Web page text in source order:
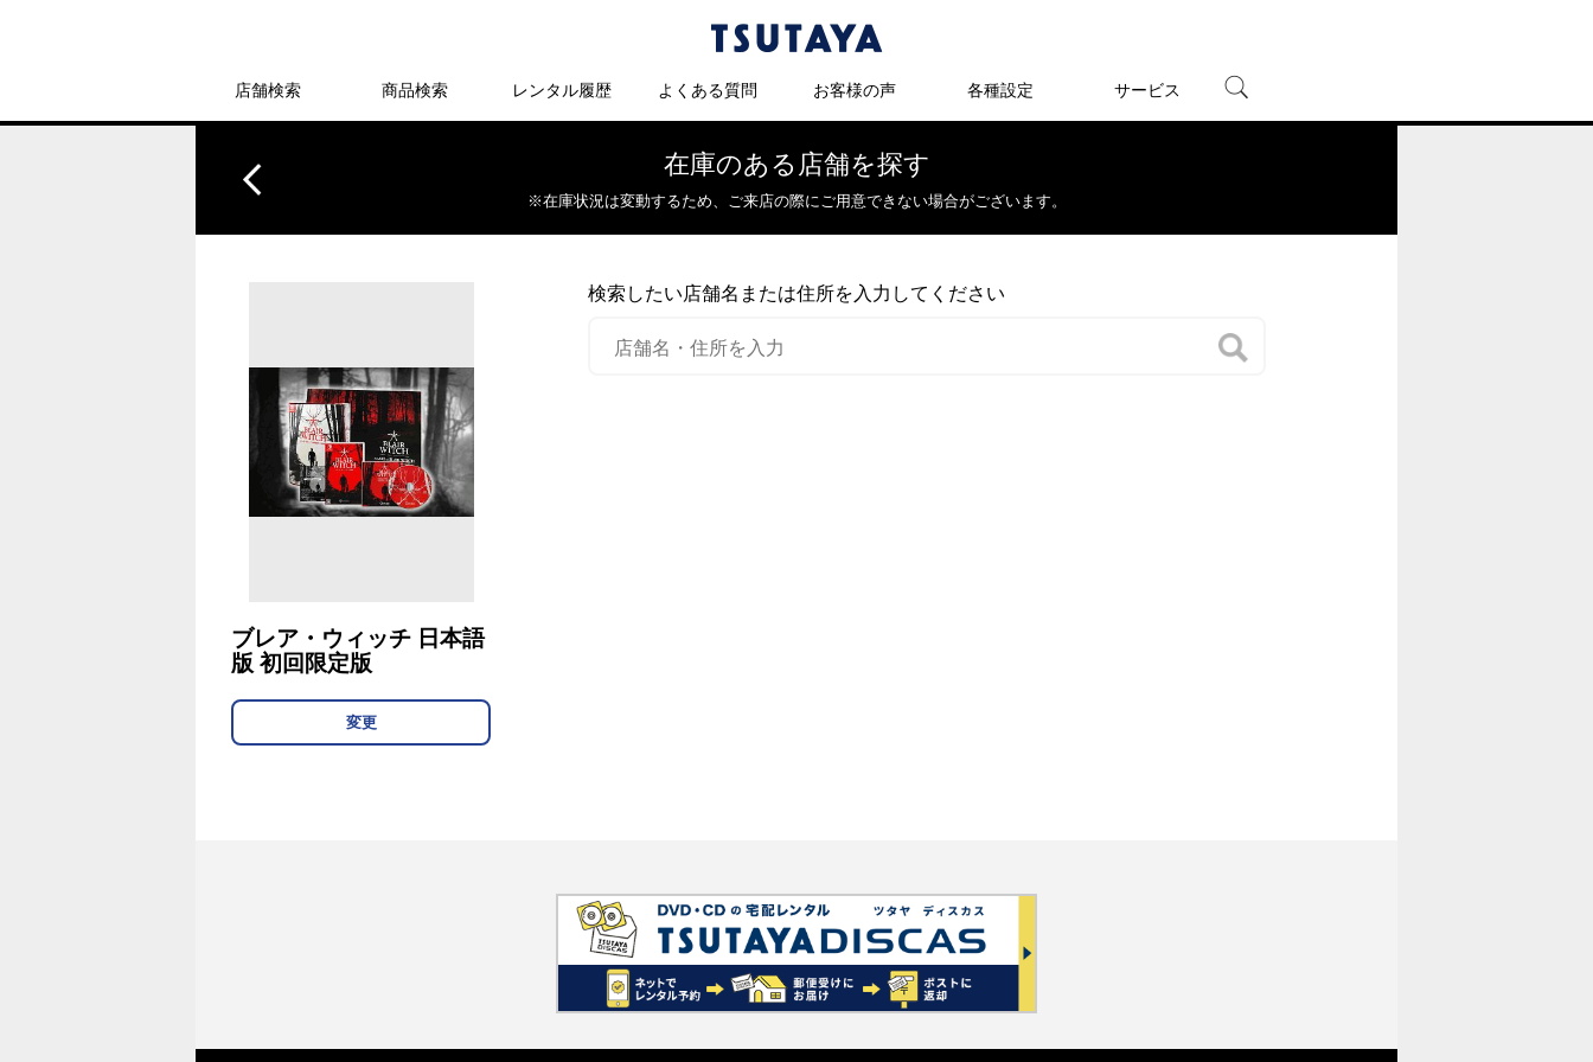
店舗検索 商品検索 レンタル履歴 よくある質問 お客様の声 各種設定 サービス
在庫のある店舗を探す
※在庫状況は変動するため、 ご来店の際にご用意できない場合がございます。
ブレア・ウィッチ 日本語
版 初回限定版
変更
検索したい店舗名または住所を入力してください